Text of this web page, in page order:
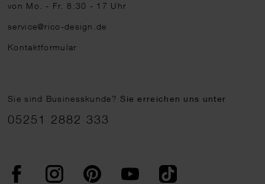
von Mo. - Fr. 8:30 - 17 Uhr
service@rico-design.de
Kontaktformular
Sie sind Businesskunde?Sie erreichen uns unter
05251 2882 333
FacebookInstagram PinterestYouTubeTikTok